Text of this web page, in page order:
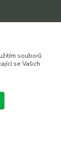
souborů
se Vašich